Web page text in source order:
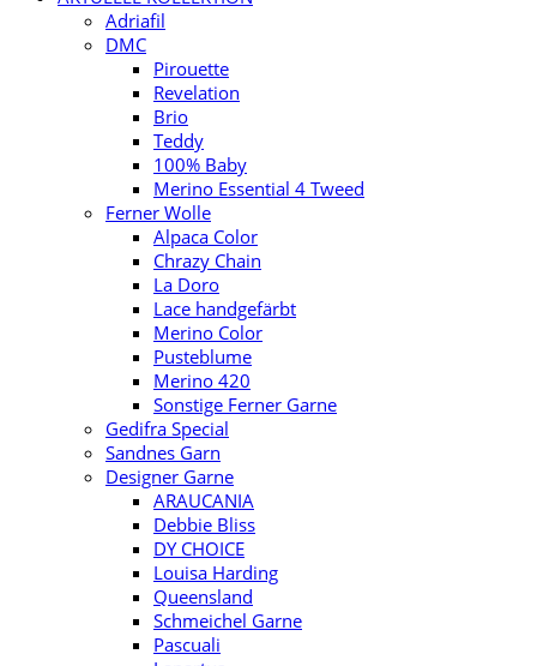
Adriafil
DMC
Pirouette
Revelation
Brio
Teddy
100% Baby
Merino Essential 4 Tweed
Ferner Wolle
Alpaca Color
Chrazy Chain
La Doro
Lace handgefärbt
Merino Color
Pusteblume
Merino 420
Sonstige Ferner Garne
Gedifra Special
Sandnes Garn
Designer Garne
ARAUCANIA
Debbie Bliss
DY CHOICE
Louisa Harding
Queensland
Schmeichel Garne
Pascuali